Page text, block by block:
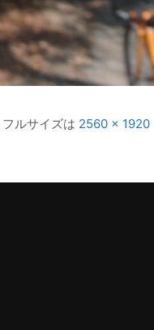
フルサイズは 2560 × 1920